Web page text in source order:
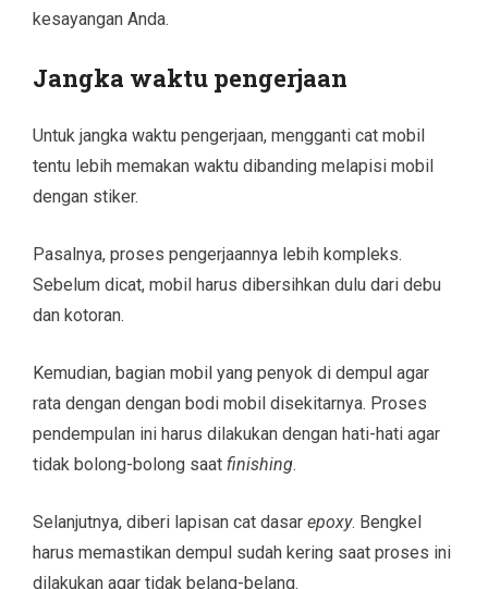
kesayangan Anda.
Jangka waktu pengerjaan
Untuk jangka waktu pengerjaan, mengganti cat mobil
tentu lebih memakan waktu dibanding melapisi mobil
dengan stiker.
Pasalnya, proses pengerjaannya lebih kompleks.
Sebelum dicat, mobil harus dibersihkan dulu dari debu
dan kotoran.
Kemudian, bagian mobil yang penyok di dempul agar
rata dengan dengan bodi mobil disekitarnya. Proses
pendempulan ini harus dilakukan dengan hati-hati agar
tidak bolong-bolong saat finishing.
Selanjutnya, diberi lapisan cat dasar epoxy. Bengkel
harus memastikan dempul sudah kering saat proses ini
dilakukan agar tidak belang-belang.